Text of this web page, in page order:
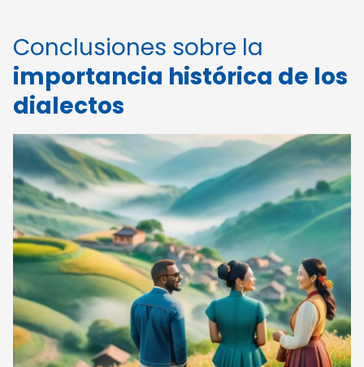
Conclusiones sobre la
importancia histórica de los
dialectos